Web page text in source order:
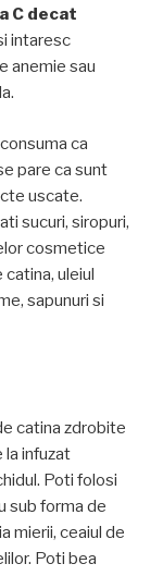
C decat
intaresc
anemie sau
ca
pare ca sunt
uscate.
sucuri, siropuri,
cosmetice
uleiul
sapunuri si
catina zdrobite
la infuzat
Poti folosi
sub forma de
mierii, ceaiul de
Poti bea